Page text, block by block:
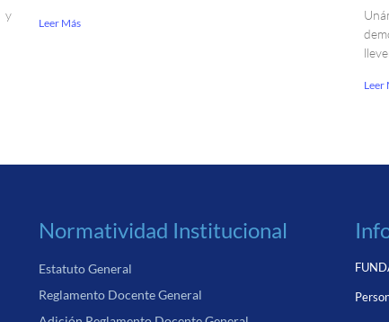
y
Leer Más
Leer
Normatividad Institucional
Estatuto General
Reglamento Docente General